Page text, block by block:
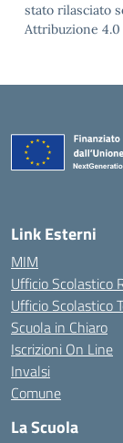
stato rilasciato
Attribuzione 4.0
Link Esterni
MIM
Ufficio Scolastico
Ufficio Scolastico
Scuola in Chiaro
Iscrizioni On Line
Invalsi
Comune
La Scuola